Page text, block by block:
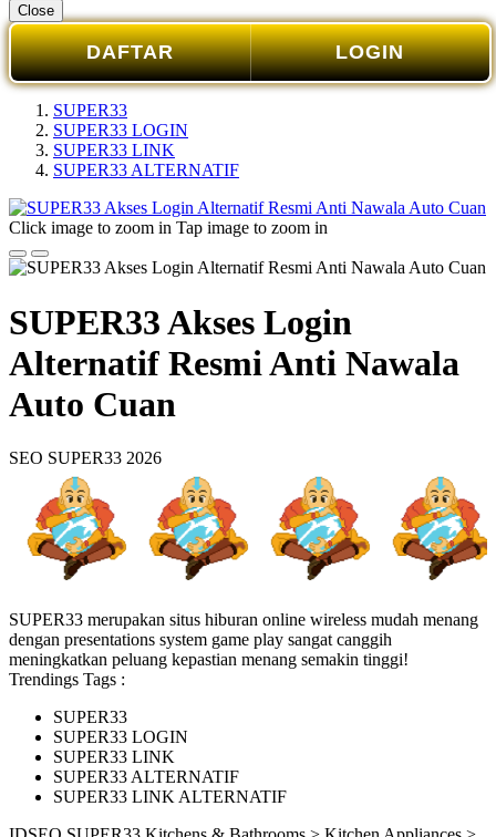
Close
DAFTAR LOGIN
SUPER33
SUPER33 LOGIN
SUPER33 LINK
SUPER33 ALTERNATIF
Click image to zoom in Tap image to zoom in
SUPER33 Akses Login
Alternatif Resmi Anti Nawala
Auto Cuan
SEO SUPER33 2026
SUPER33 merupakan situs hiburan online wireless mudah menang
dengan presentations system game play sangat canggih
meningkatkan peluang kepastian menang semakin tinggi!
Trendings Tags :
SUPER33
SUPER33 LOGIN
SUPER33 LINK
SUPER33 ALTERNATIF
SUPER33 LINK ALTERNATIF